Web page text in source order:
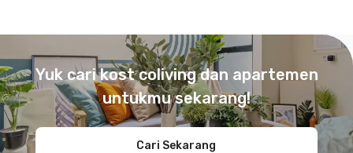
Yuk cari kost coliving dan apartemen
untukmu sekarang!
Cari Sekarang